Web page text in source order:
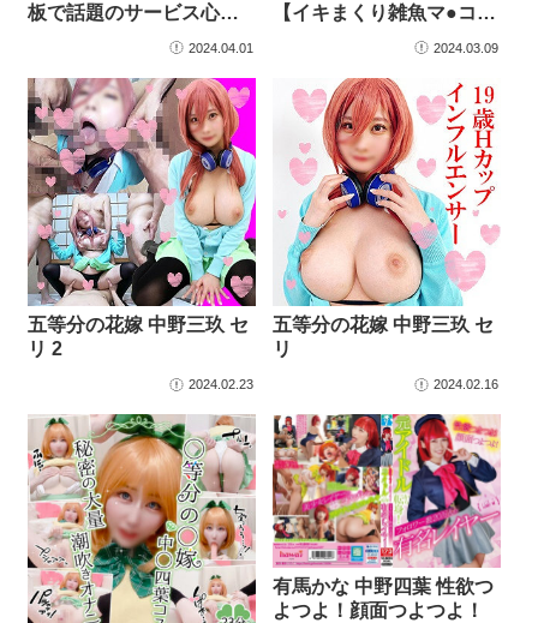
板で話題のサービス心
2024.04.01
【イキまくり雑魚マ●コ…
2024.03.09
五等分の花嫁 中野三玖 セ
リ 2
2024.02.23
五等分の花嫁 中野三玖 セ
リ
2024.02.16
有馬かな 中野四葉 性欲つ
よつよ！顔面つよつよ！